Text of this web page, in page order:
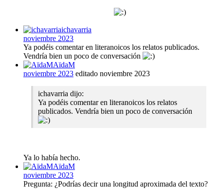
ichavarria
noviembre 2023
Ya podéis comentar en literanoicos los relatos publicados.
Vendría bien un poco de conversación
AïdaM
noviembre 2023 editado noviembre 2023
ichavarria dijo:
Ya podéis comentar en literanoicos los relatos
publicados. Vendría bien un poco de conversación
Ya lo había hecho.
AïdaM
noviembre 2023
Pregunta: ¿Podrías decir una longitud aproximada del texto?